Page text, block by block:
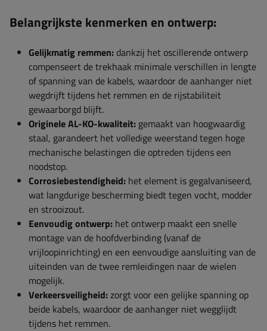
Belangrijkste kenmerken en ontwerp:
Gelijkmatig remmen: dankzij het oscillerende ontwerp
compenseert de trekhaak minimale verschillen in lengte
of spanning van de kabels, waardoor de aanhanger niet
wegdrijft tijdens het remmen en de rijstabiliteit
gewaarborgd blijft.
Originele AL-KO-kwaliteit: gemaakt van hoogwaardig
staal, garandeert het volledige weerstand tegen hoge
mechanische belastingen die optreden tijdens een
noodstop.
Corrosiebestendigheid: het element is gegalvaniseerd,
wat langdurige bescherming biedt tegen vocht, modder
en strooizout.
Eenvoudig ontwerp: het ontwerp maakt een snelle
montage van de hoofdverbinding (vanaf de
vrijloopinrichting) en een eenvoudige aansluiting van de
uiteinden van de twee remleidingen naar de wielen
mogelijk.
Verkeersveiligheid:zorgt voor een gelijke spanning op
beide kabels, waardoor de aanhanger niet wegglijdt
tijdens het remmen.